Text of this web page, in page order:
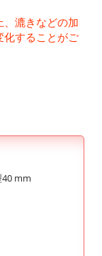
漉きなどの加
化することがご
mm